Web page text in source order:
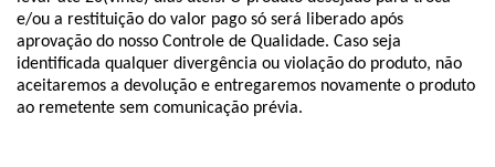
e/ou a restituição do valor pago só será liberado após
aprovação do nosso Controle de Qualidade. Caso seja
identificada qualquer divergência ou violação do produto, não
aceitaremos a devolução e entregaremos novamente o produto
ao remetente sem comunicação prévia.